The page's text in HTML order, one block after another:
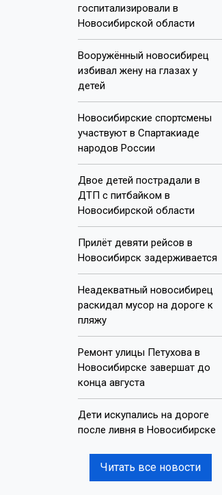
госпитализировали в
Новосибирской области
Вооружённый новосибирец
избивал жену на глазах у
детей
Новосибирские спортсмены
участвуют в Спартакиаде
народов России
Двое детей пострадали в
ДТП с питбайком в
Новосибирской области
Прилёт девяти рейсов в
Новосибирск задерживается
Неадекватный новосибирец
раскидал мусор на дороге к
пляжу
Ремонт улицы Петухова в
Новосибирске завершат до
конца августа
Дети искупались на дороге
после ливня в Новосибирске
Читать все новости